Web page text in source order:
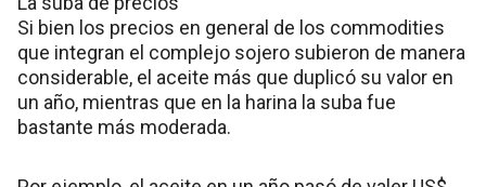
Si bien los precios en general de los commodities
que integran el complejo sojero subieron de manera
considerable, el aceite más que duplicó su valor en
un año, mientras que en la harina la suba fue
bastante más moderada.